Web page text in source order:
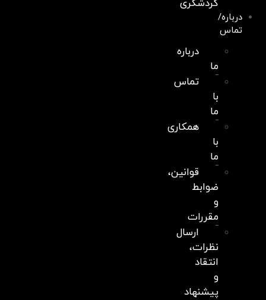
گردشگری
درباره/
تماس
درباره
ما
تماس
با
ما
همکاری
با
ما
قوانین،
ضوابط
و
مقررات
ارسال
نظرات،
انتقاد
و
پیشنهاد